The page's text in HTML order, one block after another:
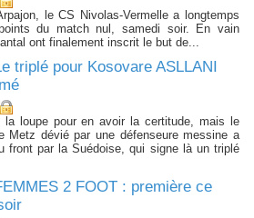
le CS Nivolas-Vermelle a longtemps
du match nul, samedi soir. En vain
ont finalement inscrit le but de...
triplé pour Kosovare ASLLANI
la loupe pour en avoir la certitude, mais le
Metz dévié par une défenseure messine a
front par la Suédoise, qui signe là un triplé
2 FOOT : première ce